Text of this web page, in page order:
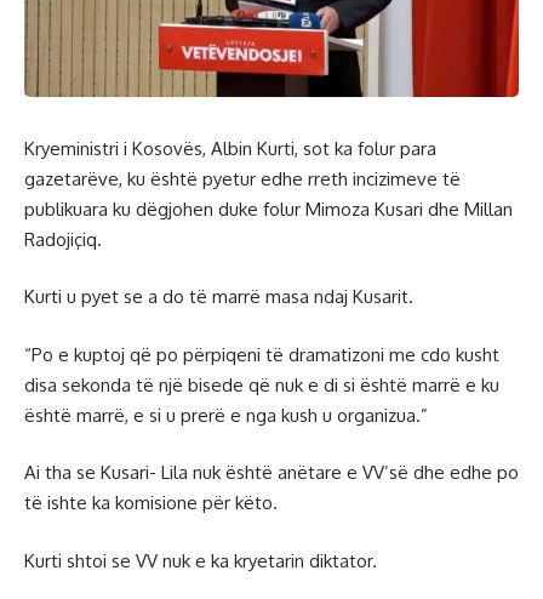
Kryeministri i Kosovës, Albin Kurti, sot ka folur para
gazetarëve, ku është pyetur edhe rreth incizimeve të
publikuara ku dëgjohen duke folur Mimoza Kusari dhe Millan
Radojiçiq.
Kurti u pyet se a do të marrë masa ndaj Kusarit.
“Po e kuptoj që po përpiqeni të dramatizoni me cdo kusht
disa sekonda të një bisede që nuk e di si është marrë e ku
është marrë, e si u prerë e nga kush u organizua.”
Ai tha se Kusari- Lila nuk është anëtare e VV’së dhe edhe po
të ishte ka komisione për këto.
Kurti shtoi se VV nuk e ka kryetarin diktator.